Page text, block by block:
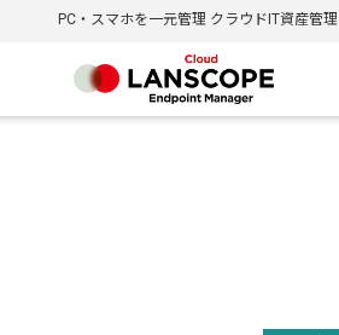
PC・スマホを一元管理 クラウドIT資産管